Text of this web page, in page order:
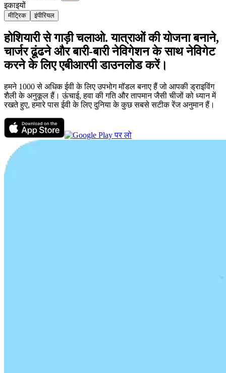
इकाइयों
मीट्रिक इंपीरियल
होशियारी से गाड़ी चलाओ. यात्राओं की योजना बनाने,
चार्जर ढूंढने और बारी-बारी नेविगेशन के साथ नेविगेट
करने के लिए एबीआरपी डाउनलोड करें।
हमने 1000 से अधिक ईवी के लिए उपभोग मॉडल बनाए हैं जो आपकी ड्राइविंग
शैली के अनुकूल हैं। ऊंचाई, हवा की गति और तापमान जैसी चीजों को ध्यान में
रखते हुए, हमारे पास ईवी के लिए दुनिया के कुछ सबसे सटीक रेंज अनुमान हैं।